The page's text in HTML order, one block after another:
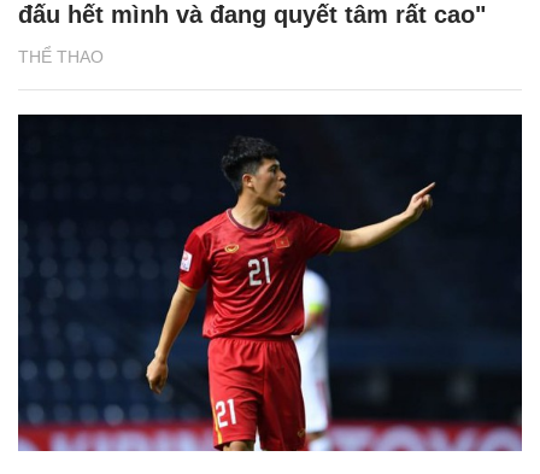
THỂ THAO
đấu hết mình và đang quyết tâm rất cao"